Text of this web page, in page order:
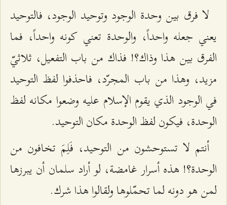
لا فرق بين وحدة الوجود وتوحيد الوجود، فالتوحيد
يعني جعله واحداً، والوحدة تعني كونه واحداً، فما
الفرق بين هذا وذاك؟! فذاك من باب التفعيل، ثلاثيّ
مزيد، وهذا من باب المجرّد، فاحذفوا لفظ التوحيد
في الوجود الذي يقوم الإسلام عليه وضعوا مكانه لفظ
الوحدة، فيكون لفظ الوحدة مكان التوحيد.
أنتم لا تستوحشون من التوحيد، فَلِمَ تخافون من
الوحدة؟! هذه أسرار غامضة، لو أراد سلمان أن يبرزها
لمن هو دونه لما تحمّلوها ولقالوا هذا شرك.